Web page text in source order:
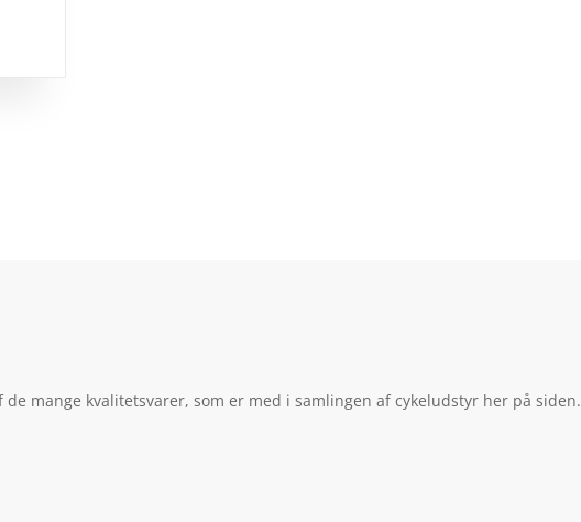
de mange kvalitetsvarer, som er med i samlingen af cykeludstyr her på siden.